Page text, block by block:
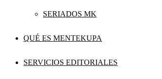
SERIADOS MK
QUÉ ES MENTEKUPA
SERVICIOS EDITORIALES